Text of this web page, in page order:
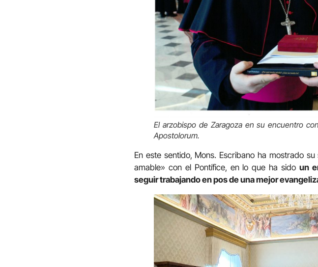
El arzobispo de Zaragoza en su encuentro
Apostolorum.
En este sentido, Mons. Escribano ha mostrado
amable» con el Pontífice, en lo que ha sido un
seguir trabajando en pos de una mejor